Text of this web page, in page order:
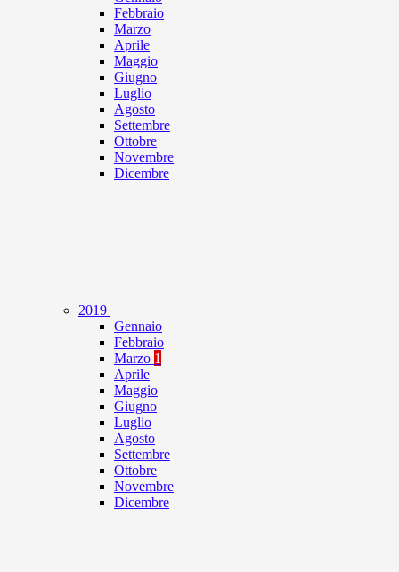
Febbraio
Marzo
Aprile
Maggio
Giugno
Luglio
Agosto
Settembre
Ottobre
Novembre
Dicembre
2019
Gennaio
Febbraio
Marzo 1
Aprile
Maggio
Giugno
Luglio
Agosto
Settembre
Ottobre
Novembre
Dicembre